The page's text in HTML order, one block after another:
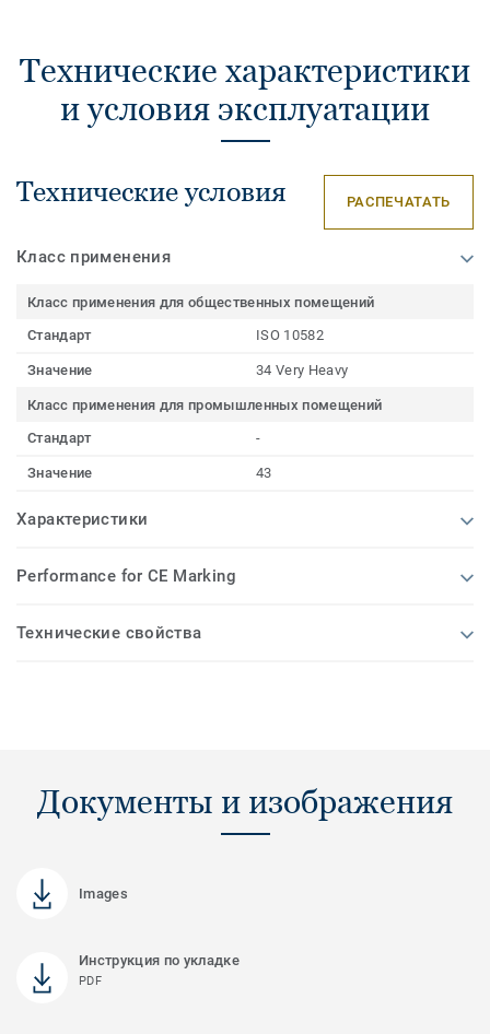
Технические характеристики
и условия эксплуатации
Технические условия РАСПЕЧАТАТЬ
Класс применения
Класс применения для общественных помещений
Стандарт
ISO 10582
Значение 34 Very Heavy
Класс применения для промышленных помещений
Стандарт
-
Значение 43
Характеристики
Performance for CE Marking
Технические свойства
Документы и изображения
Images
Инструкция по укладке
PDF